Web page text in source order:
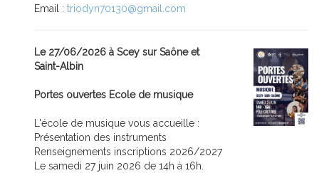
Email : triodyn70130@gmail.com
Le 27/06/2026 à Scey sur Saône et
Saint-Albin
Portes ouvertes Ecole de musique
L'école de musique vous accueille :
Présentation des instruments
Renseignements inscriptions 2026/2027
Le samedi 27 juin 2026 de 14h à 16h.